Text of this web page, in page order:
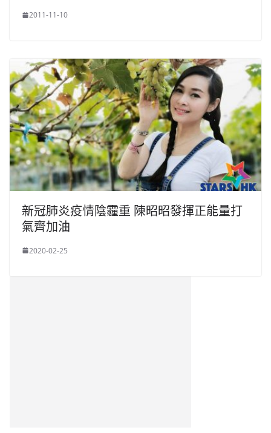
2011-11-10
新冠肺炎疫情陰霾重 陳昭昭發揮正能量打
氣齊加油
2020-02-25